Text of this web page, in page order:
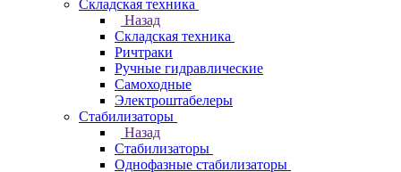
Складская техника
Назад
Складская техника
Ричтраки
Ручные гидравлические
Самоходные
Электроштабелеры
Стабилизаторы
Назад
Стабилизаторы
Однофазные стабилизаторы